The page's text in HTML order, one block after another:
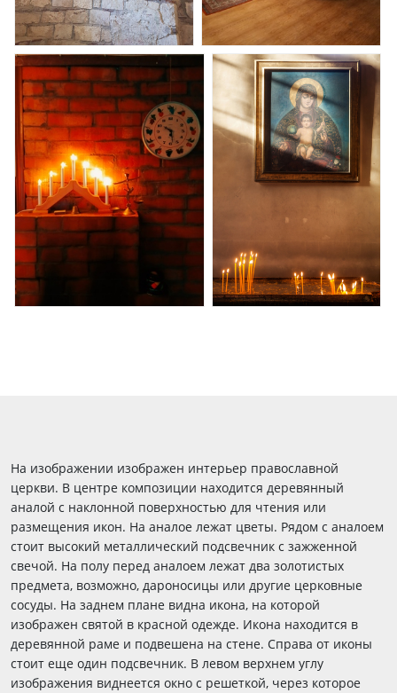
На изображении изображен интерьер православной
церкви. В центре композиции находится деревянный
аналой с наклонной поверхностью для чтения или
размещения икон. На аналое лежат цветы. Рядом с аналоем
стоит высокий металлический подсвечник с зажженной
свечой. На полу перед аналоем лежат два золотистых
предмета, возможно, дароносицы или другие церковные
сосуды. На заднем плане видна икона, на которой
изображен святой в красной одежде. Икона находится в
деревянной раме и подвешена на стене. Справа от иконы
стоит еще один подсвечник. В левом верхнем углу
изображения виднеется окно с решеткой, через которое